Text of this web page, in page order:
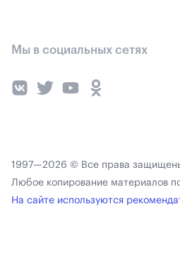
Мы в социальных сетях
1997—2026 © Все права
Любое копирование материалов
На сайте используются